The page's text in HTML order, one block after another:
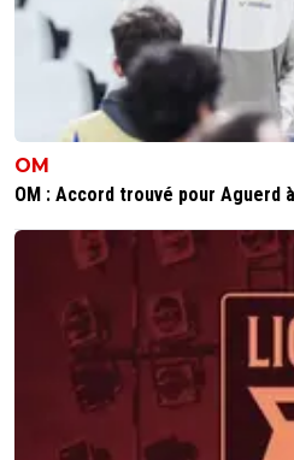
OM
OM : Accord trouvé pour Aguerd